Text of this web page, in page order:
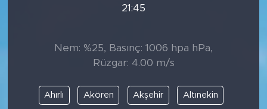
21:45
Nem: %25, Basınç: 1006 hpa hPa,
Rüzgar: 4.00 m/s
Ahırlı Akören Akşehir Altınekin